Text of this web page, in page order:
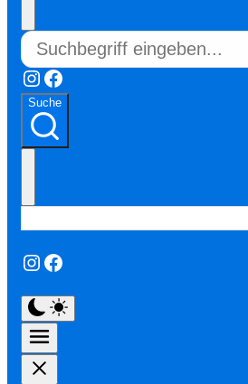
Instagram
Facebook
Suche
Instagram
Facebook